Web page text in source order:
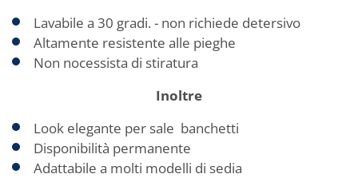
Lavabile a 30 gradi. - non richiede detersivo
Altamente resistente alle pieghe
Non nocessista di stiratura
Inoltre
Look elegante per sale banchetti
Disponibilità permanente
Adattabile a molti modelli di sedia